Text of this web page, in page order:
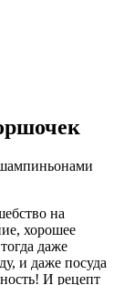
на
хорошее
даже
и даже посуда
И рецепт